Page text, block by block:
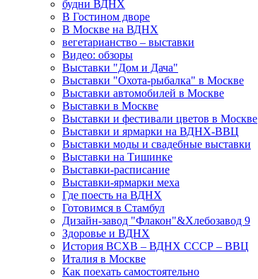
будни ВДНХ
В Гостином дворе
В Москве на ВДНХ
вегетарианство – выставки
Видео: обзоры
Выставки "Дом и Дача"
Выставки "Охота-рыбалка" в Москве
Выставки автомобилей в Москве
Выставки в Москве
Выставки и фестивали цветов в Москве
Выставки и ярмарки на ВДНХ-ВВЦ
Выставки моды и свадебные выставки
Выставки на Тишинке
Выставки-расписание
Выставки-ярмарки меха
Где поесть на ВДНХ
Готовимся в Стамбул
Дизайн-завод "Флакон"&Хлебозавод 9
Здоровье и ВДНХ
История ВСХВ – ВДНХ СССР – ВВЦ
Италия в Москве
Как поехать самостоятельно